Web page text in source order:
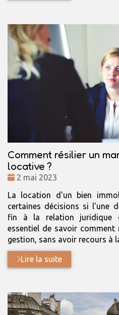
Comment résilier un
locative ?
Date
2 mai 2023
La location d'un bien
certaines décisions si l'une
fin à la relation juridique
essentiel de savoir
gestion, sans avoir recours à
Lire la suite